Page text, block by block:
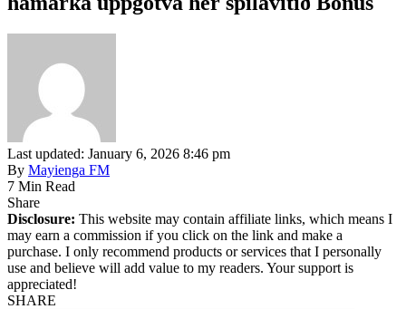
Last updated: January 6, 2026 8:46 pm
By Mayienga FM
7 Min Read
Share
Disclosure: This website may contain affiliate links, which means I
may earn a commission if you click on the link and make a
purchase. I only recommend products or services that I personally
use and believe will add value to my readers. Your support is
appreciated!
SHARE